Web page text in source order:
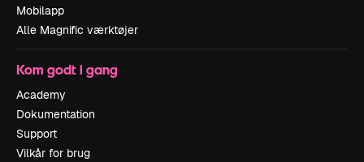
Mobilapp
Alle Magnific værktøjer
Kom godt i gang
Academy
Dokumentation
Support
Vilkår for brug